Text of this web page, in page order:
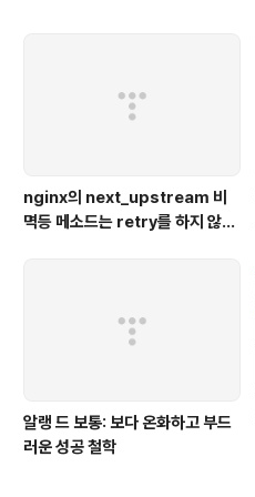
nginx의 next_upstream 비
멱등 메소드는 retry를 하지 않는
알랭 드 보통: 보다 온화하고 부드
러운 성공 철학